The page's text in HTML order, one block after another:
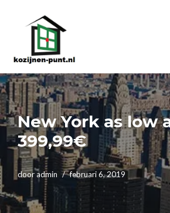
de
inhoud
New York as low
399,99€
dooradmin februari 6, 2019